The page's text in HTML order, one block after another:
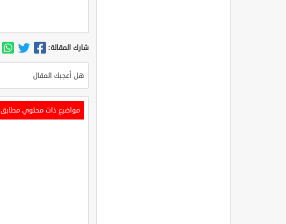
شارك المقالة:
هل أعجبك المقال
مواضيع ذات محتوي مطابق